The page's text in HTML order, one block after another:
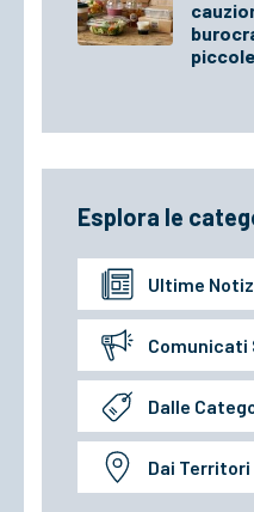
Esplora le
Ultime
Comunicati
Dalle
Dai Territori